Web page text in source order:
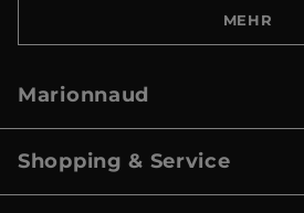
MEHR
Marionnaud
Shopping & Service